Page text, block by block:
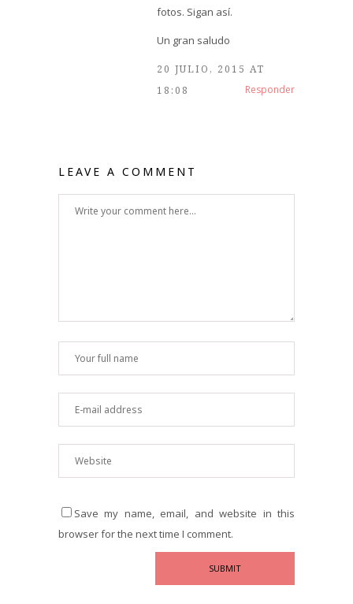
fotos. Sigan así.
Un gran saludo
20 JULIO, 2015 AT
18:08
Responder
LEAVE A COMMENT
Save my name, email, and website in this
browser for the next time I comment.